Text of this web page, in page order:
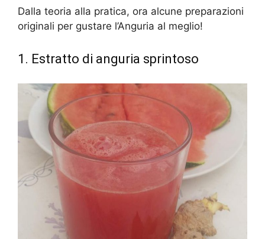
Dalla teoria alla pratica, ora alcune preparazioni
originali per gustare l’Anguria al meglio!
1. Estratto di anguria sprintoso